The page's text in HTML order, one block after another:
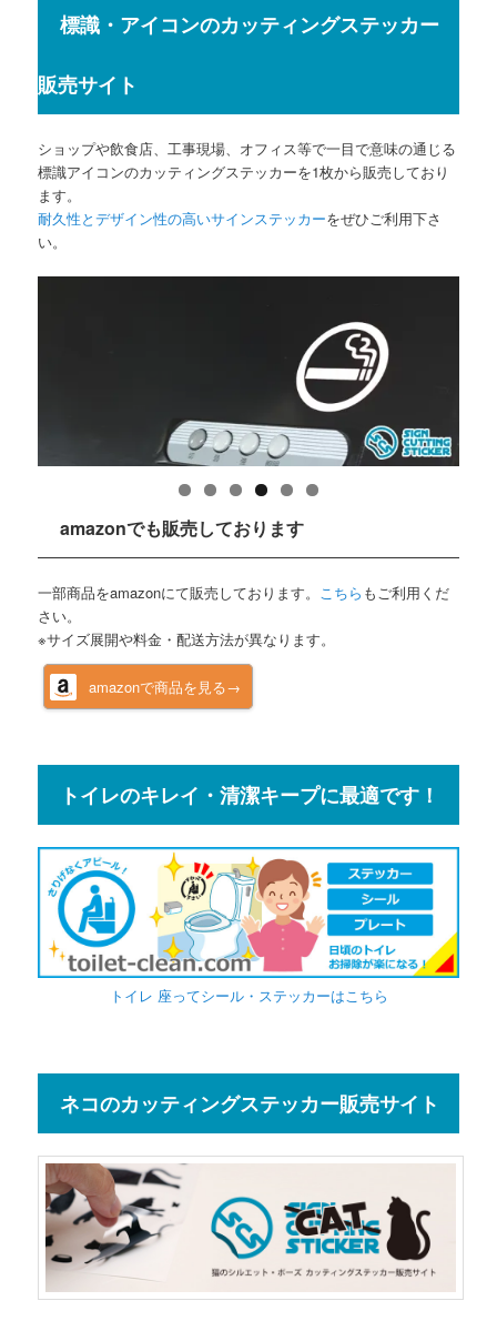
標識・アイコンのカッティングステッカー
販売サイト
ショップや飲食店、工事現場、オフィス等で一目で意味の通じる
標識アイコンのカッティングステッカーを1枚から販売しており
ます。
耐久性とデザイン性の高いサインステッカーをぜひご利用下さ
い。
amazonでも販売しております
一部商品をamazonにて販売しております。 こちら もご利用くだ
さい。
※サイズ展開や料金・配送方法が異なります。
amazonで商品を見る→
トイレのキレイ・清潔キープに最適です！
トイレ 座ってシール・ステッカーはこちら
ネコのカッティングステッカー販売サイト